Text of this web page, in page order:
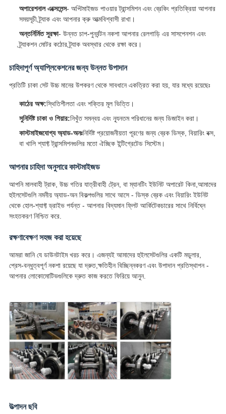
অপারেশনাল এক্সেলেন্স- অপ্টিমাইজড পাওয়ার ট্রান্সমিশন এবং ব্রেকিং প্রতিক্রিয়া আপনার
সময়সূচী ট্র্যাক এবং আপনার ক্রু আত্মবিশ্বাসী রাখা।
অন্তর্নির্মিত সুরক্ষা- উন্নত চাপ-পুনর্বন্টন নকশা আপনার রেলগাড়ি এর সাসপেনশন এবং
ট্র্যাকশন মোটর কঠোর ট্র্যাক অবস্থার থেকে রক্ষা করে।
চাহিদাপূর্ণ অ্যাপ্লিকেশনের জন্য উন্নত উপাদান
প্রতিটি চাকা সেট উচ্চ মানের উপকরণ থেকে সাবধানে একত্রিত করা হয়, যার মধ্যে রয়েছেঃ
কাঠের অক্ষ:স্থিতিশীলতা এবং শক্তির মূল ভিত্তি।
সুনির্দিষ্ট চাকা ও গিয়ার:নিখুঁত সমন্বয় এবং ন্যূনতম পরিধানের জন্য ডিজাইন করা।
কাস্টমাইজযোগ্য অ্যাড-অনঃনির্দিষ্ট প্রয়োজনীয়তা পূরণের জন্য ব্রেক ডিস্ক, বিয়ারিং বক্স,
বা খালি শ্যাফ্ট ট্রান্সমিশনগুলির মতো ঐচ্ছিক ইন্টিগ্রেটেড সিস্টেম।
আপনার চাহিদা অনুসারে কাস্টমাইজড
আপনি মালবাহী ট্রাক, উচ্চ গতির যাত্রীবাহী ট্রেন, বা ম্যানটিং ইউনিট অপারেট কিনা,আমাদের
হুইলসেটগুলি নমনীয় অ্যাড-অন বিকল্পগুলির সাথে আসে - ডিস্ক ব্রেক এবং বিয়ারিং ইউনিট
থেকে হোল-শ্যাফ্ট ড্রাইভ পর্যন্ত - আপনার বিদ্যমান ফ্লিট আর্কিটেকচারের সাথে নির্বিঘ্নে
সংহতকরণ নিশ্চিত করে.
রক্ষণাবেক্ষণ সহজ করা হয়েছে
আমরা জানি যে ডাউনটাইম খরচ করে। এজন্যই আমাদের হুইলসেটগুলির একটি মডুলার,
প্রেস-বন্ধুত্বপূর্ণ নকশা রয়েছে যা দ্রুত,ক্ষতিহীন বিচ্ছিন্নকরণ এবং উপাদান প্রতিস্থাপন -
আপনার লোকোমোটিভগুলিকে দ্রুত কাজ করতে ফিরিয়ে আনুন.
উত্পাদন ছবি